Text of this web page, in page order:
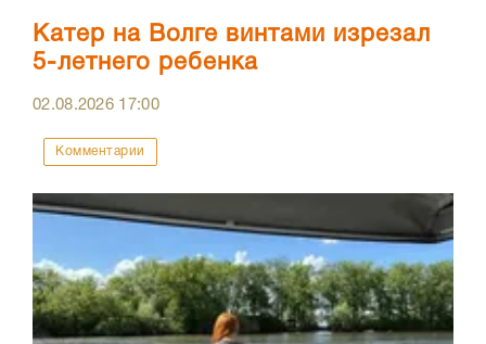
Катер на Волге винтами изрезал
5-летнего ребенка
02.08.2026 17:00
Комментарии